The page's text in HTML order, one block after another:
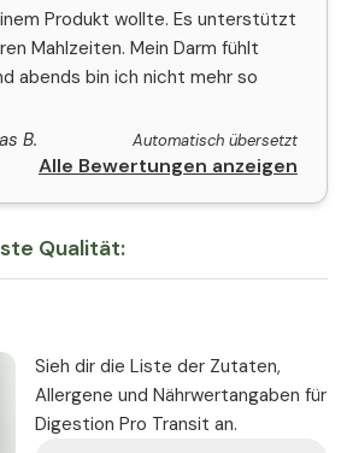
Produkt wollte. Es unterstützt
Mahlzeiten. Mein Darm fühlt
abends bin ich nicht mehr so
B.
Automatisch übersetzt
Alle Bewertungen anzeigen
Qualität:
Sieh dir die Liste der Zutaten,
Allergene und Nährwertangaben für
Digestion Pro Transit an.